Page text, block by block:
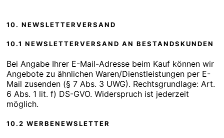
10. NEWSLETTERVERSAND
10.1 NEWSLETTERVERSAND AN BESTANDSKUNDEN
Bei Angabe Ihrer E-Mail-Adresse beim Kauf können wir
Angebote zu ähnlichen Waren/Dienstleistungen per E-
Mail zusenden (§ 7 Abs. 3 UWG). Rechtsgrundlage: Art.
6 Abs. 1 lit. f) DS-GVO. Widerspruch ist jederzeit
möglich.
10.2 WERBENEWSLETTER